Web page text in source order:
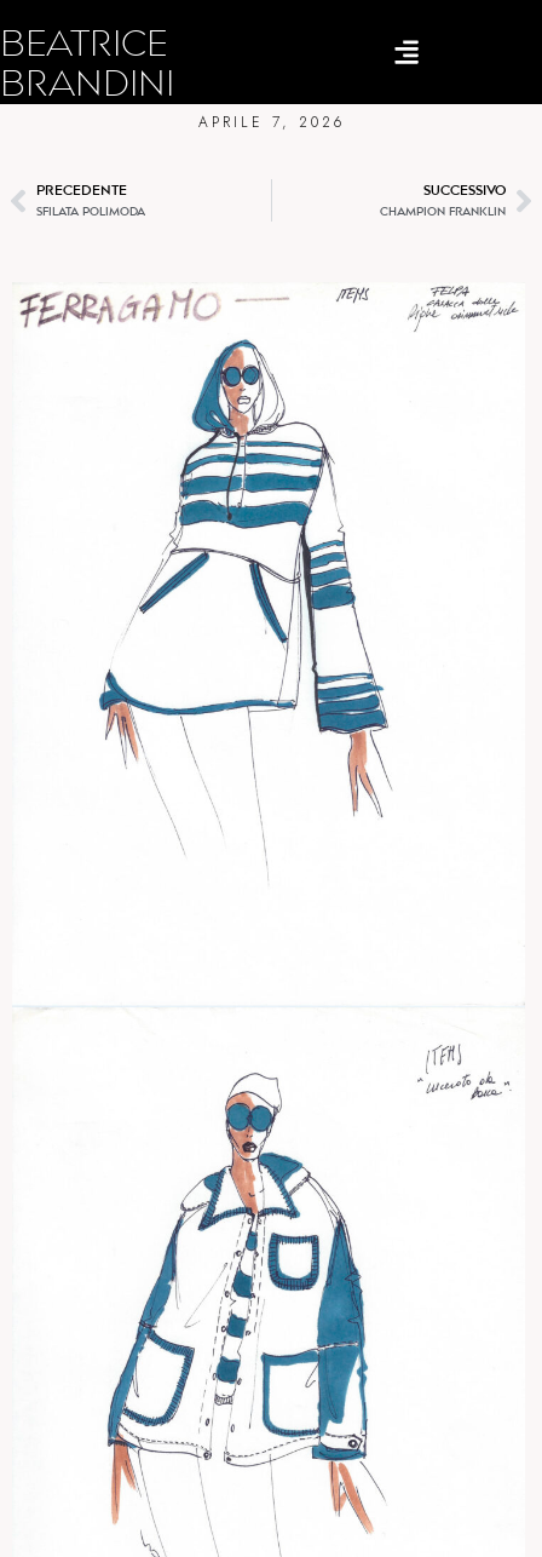
BEATRICE
BRANDINIFERRAGAMO
APRILE 7, 2026
PRECEDENTE
SFILATA POLIMODA
SUCCESSIVO
CHAMPION FRANKLIN